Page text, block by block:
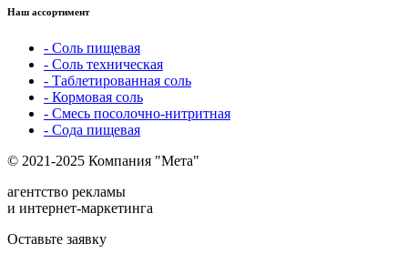
Наш ассортимент
- Соль пищевая
- Соль техническая
- Таблетированная соль
- Кормовая соль
- Смесь посолочно-нитритная
- Сода пищевая
© 2021-2025 Компания "Мета"
агентство рекламы
и интернет-маркетинга
Оставьте заявку